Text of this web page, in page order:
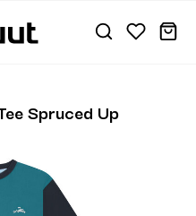
Spruced Up